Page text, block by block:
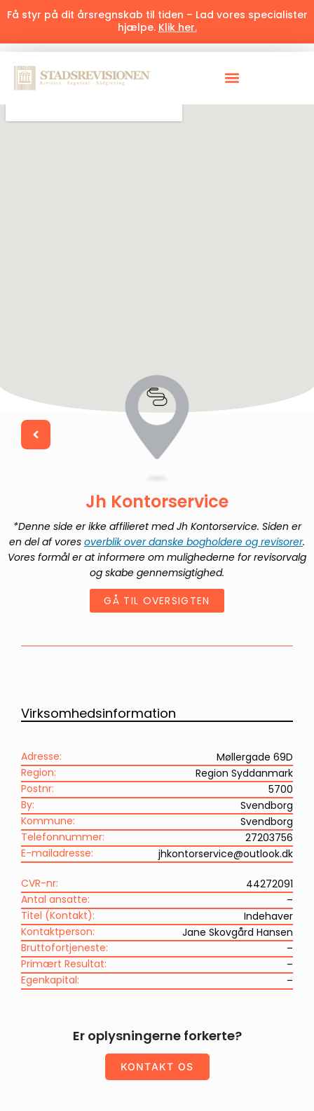
Få styr på dit årsregnskab til tiden – Lad vores specialister
hjælpe. Klik her.
Jh Kontorservice
*Denne side er ikke affilieret medJh Kontorservice. Siden er
en del af vores overblik over danske bogholdere og revisorer.
Vores formål er at informere om mulighederne for revisorvalg
og skabe gennemsigtighed.
GÅ TIL OVERSIGTEN
Virksomhedsinformation
Adresse:
Møllergade 69D
Region:
Region Syddanmark
Postnr:
5700
By:
Svendborg
Kommune:
Svendborg
Telefonnummer:
27203756
E-mailadresse:
jhkontorservice@outlook.dk
CVR-nr:
44272091
Antal ansatte:
–
Titel (Kontakt):
Indehaver
Kontaktperson:
Jane Skovgård Hansen
Bruttofortjeneste:
–
Primært Resultat:
–
Egenkapital:
–
Er oplysningerne forkerte?
KONTAKT OS